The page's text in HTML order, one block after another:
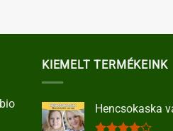
KIEMELT TERMÉKEINK
Hencsokaska